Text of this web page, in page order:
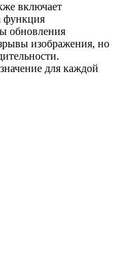
включает
функция
обновления
изображения, но
для каждой